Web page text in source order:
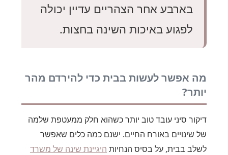
בארבע אחר הצהריים עדיין יכולה
לפגוע באיכות השינה בחצות.
מה אפשר לעשות בבית כדי להירדם מהר
יותר?
דיקור סיני עובד טוב יותר כשהוא חלק ממעטפת שלמה
של שינויים באורח החיים. ישנם כמה כלים שאפשר
לשלב בבית, על בסיס הנחיות היגיינת שינה של משרד